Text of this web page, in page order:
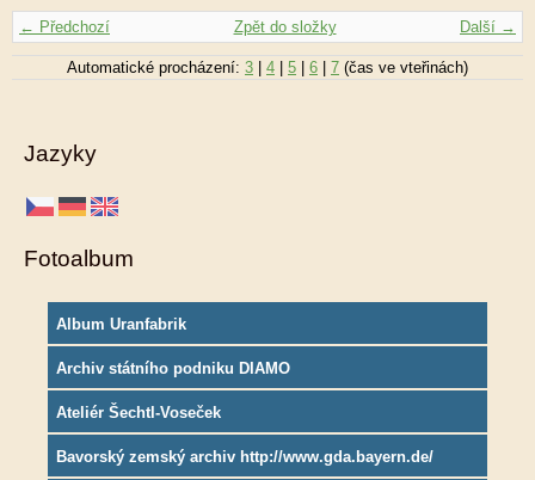
← Předchozí Další →
Zpět do složky
Automatické procházení: 3 4 5 6 7 (čas ve vteřinách)
Jazyky
Fotoalbum
Album Uranfabrik
Archiv státního podniku DIAMO
Ateliér Šechtl-Voseček
Bavorský zemský archiv http://www.gda.bayern.de/